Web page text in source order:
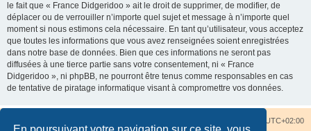
le fait que « France Didgeridoo » ait le droit de supprimer, de modifier, de
déplacer ou de verrouiller n’importe quel sujet et message à n’importe quel
moment si nous estimons cela nécessaire. En tant qu’utilisateur, vous acceptez
que toutes les informations que vous avez renseignées soient enregistrées
dans notre base de données. Bien que ces informations ne seront pas
diffusées à une tierce partie sans votre consentement, ni « France
Didgeridoo », ni phpBB, ne pourront être tenus comme responsables en cas
de tentative de piratage informatique visant à compromettre vos données.
UTC+02:00